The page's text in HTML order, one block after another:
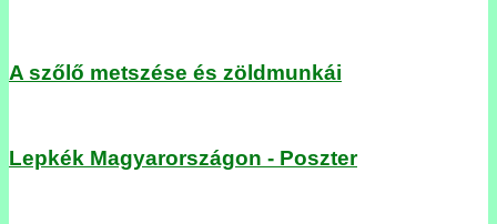
A szőlő metszése és zöldmunkái
Lepkék Magyarországon - Poszter